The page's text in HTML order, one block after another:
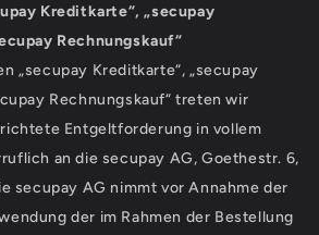
Kreditkarte“, „secupay
Rechnungskauf“
„secupay Kreditkarte“, „secupay
Rechnungskauf“ treten wir
Entgeltforderung in vollem
an die secupay AG, Goethestr. 6,
secupay AG nimmt vor Annahme der
der im Rahmen der Bestellung